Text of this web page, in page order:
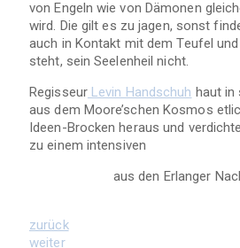
von Engeln wie von Dämonen
wird. Die gilt es zu jagen, sonst
auch in Kontakt mit dem Teufel
steht, sein Seelenheil nicht.
RegisseurLevin Handschuh haut in
aus dem Moore’schen Kosmos
Ideen-Brocken heraus und
zu einem intensiven
aus den Erlanger
zurück
weiter